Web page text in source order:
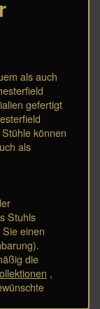
als auch
gefertigt
können
als
Stuhls
einen
die
,